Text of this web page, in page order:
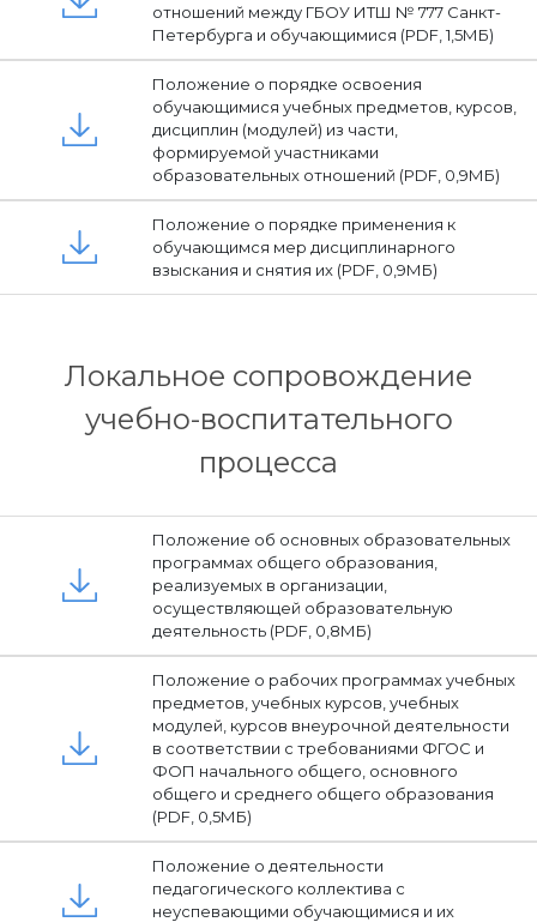
отношений между ГБОУ ИТШ № 777 Санкт-
Петербурга и обучающимися (PDF, 1,5МБ)
Положение о порядке освоения
обучающимися учебных предметов, курсов,
дисциплин (модулей) из части,
формируемой участниками
образовательных отношений (PDF, 0,9МБ)
Положение о порядке применения к
обучающимся мер дисциплинарного
взыскания и снятия их (PDF, 0,9МБ)
Локальное сопровождение
учебно-воспитательного
процесса
Положение об основных образовательных
программах общего образования,
реализуемых в организации,
осуществляющей образовательную
деятельность (PDF, 0,8МБ)
Положение о рабочих программах учебных
предметов, учебных курсов, учебных
модулей, курсов внеурочной деятельности
в соответствии с требованиями ФГОС и
ФОП начального общего, основного
общего и среднего общего образования
(PDF, 0,5МБ)
Положение о деятельности
педагогического коллектива с
неуспевающими обучающимися и их